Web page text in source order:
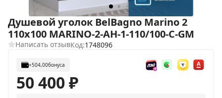
Душевой уголок BelBagno Marino 2
110x100 MARINO-2-AH-1-110/100-C-GM
Написать отзывКод:1748096
+504,00бонуса
50 400₽